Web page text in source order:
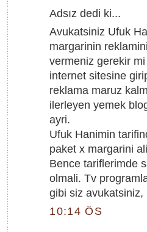
Adsız dedi ki...
Avukatsiniz Ufuk
margarinin
vermeniz gerekir
internet sitesine
reklama maruz
ilerleyen yemek
ayri.
Ufuk Hanimin
paket x margarini
Bence tariflerimde
olmali. Tv
gibi siz
10:14 ÖS